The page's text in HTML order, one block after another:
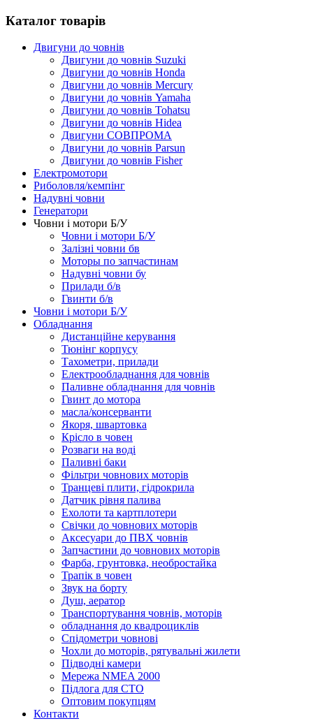
Каталог товарів
Двигуни до човнів
Двигуни до човнів Suzuki
Двигуни до човнів Honda
Двигуни до човнів Mercury
Двигуни до човнів Yamaha
Двигуни до човнів Tohatsu
Двигуни до човнів Hidea
Двигуни СОВПРОМА
Двигуни до човнів Parsun
Двигуни до човнів Fisher
Електромотори
Риболовля/кемпінг
Надувні човни
Генератори
Човни і мотори Б/У
Човни і мотори Б/У
Залізні човни бв
Моторы по запчастинам
Надувні човни бу
Прилади б/в
Гвинти б/в
Човни і мотори Б/У
Обладнання
Дистанційне керування
Тюнінг корпусу
Тахометри, прилади
Електрообладнання для човнів
Паливне обладнання для човнів
Гвинт до мотора
масла/консерванти
Якоря, швартовка
Крісло в човен
Розваги на воді
Паливні баки
Фільтри човнових моторів
Транцеві плити, гідрокрила
Датчик рівня палива
Ехолоти та картплотери
Cвічки до човнових моторів
Аксесуари до ПВХ човнів
Запчастини до човнових моторів
Фарба, грунтовка, необростайка
Трапік в човен
Звук на борту
Душ, аератор
Транспортування човнів, моторів
обладнання до квадроциклів
Спідометри човнові
Чохли до моторів, рятувальні жилети
Підводні камери
Мережа NMEA 2000
Підлога для СТО
Оптовим покупцям
Контакти